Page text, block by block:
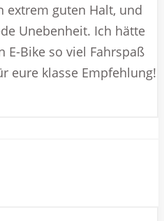
extrem guten Halt, und
Unebenheit. Ich hätte
E-Bike so viel Fahrspaß
eure klasse Empfehlung!